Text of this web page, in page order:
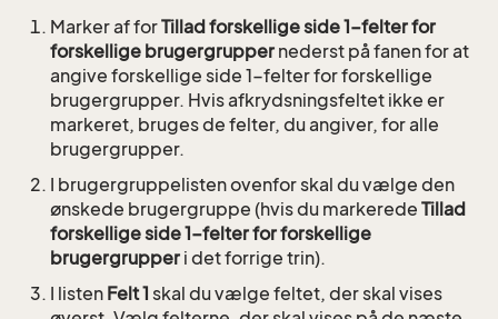
Marker af forTillad forskellige side 1-felter for
forskellige brugergrupper nederst på fanen for at
angive forskellige side 1-felter for forskellige
brugergrupper. Hvis afkrydsningsfeltet ikke er
markeret, bruges de felter, du angiver, for alle
brugergrupper.
I brugergruppelisten ovenfor skal du vælge den
ønskede brugergruppe (hvis du markerede Tillad
forskellige side 1-felter for forskellige
brugergrupper i det forrige trin).
I listen Felt 1 skal du vælge feltet, der skal vises